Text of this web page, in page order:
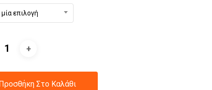
μία επιλογή
Στο Καλάθι